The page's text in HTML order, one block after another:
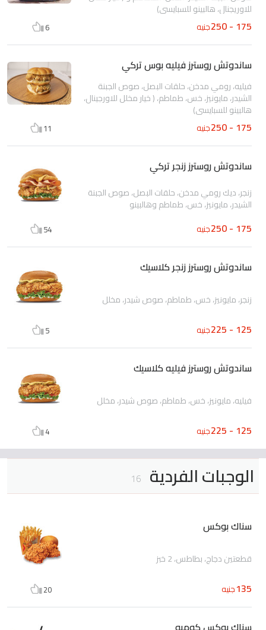
للاوريجنال، هالبينو للسبايسى)
175 - 250 جنيه 6
ساندوتش روسترز فيليه بوس تركي
فيليه، رومي مدخن، حلقات البصل، صوص الجبنة
الشيدر، مايونيز، خس، طماطم، ( خيار مخلل للاورجينال،
هالبينو للسبايسى)
175 - 250 جنيه 11
ساندوتش روسترز زنجر تركي
زنجر، ديك رومي مدخن، حلقات البصل، صوص الجبنة
الشيدر، مايونيز، خس، طماطم وهالبينو
175 - 250 جنيه 54
ساندوتش روسترز زنجر كلاسيك
زنجر، مايونيز، خس، طماطم، صوص شيدر، مخلل
125 - 225 جنيه 5
ساندوتش روسترز فيليه كلاسيك
فيليه، مايونيز، خس، طماطم، صوص شيدر، مخلل
125 - 225 جنيه 4
الوجبات الفردية 16
سناك بوكس
قطعتين دجاج، بطاطس، 2 خبز
135جنيه 20